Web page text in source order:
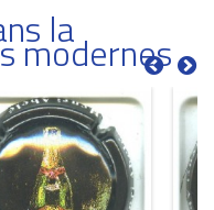
la
modernes